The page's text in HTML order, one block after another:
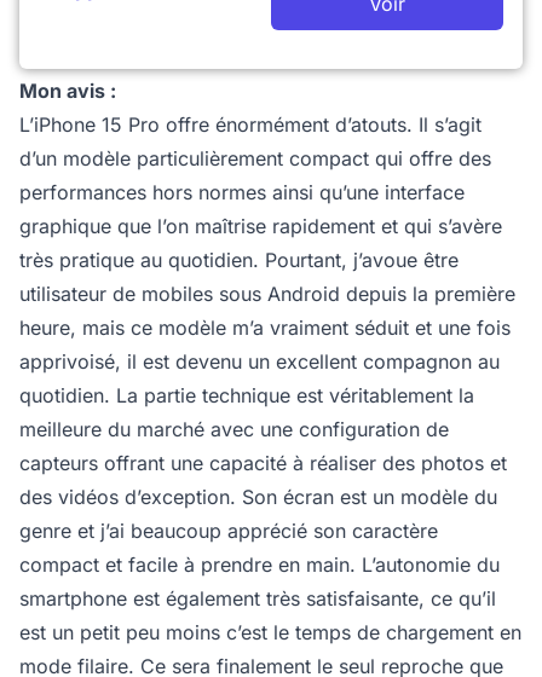
Mon avis :
L’iPhone 15 Pro offre énormément d’atouts. Il s’agit
d’un modèle particulièrement compact qui offre des
performances hors normes ainsi qu’une interface
graphique que l’on maîtrise rapidement et qui s’avère
très pratique au quotidien. Pourtant, j’avoue être
utilisateur de mobiles sous Android depuis la première
heure, mais ce modèle m’a vraiment séduit et une fois
apprivoisé, il est devenu un excellent compagnon au
quotidien. La partie technique est véritablement la
meilleure du marché avec une configuration de
capteurs offrant une capacité à réaliser des photos et
des vidéos d’exception. Son écran est un modèle du
genre et j’ai beaucoup apprécié son caractère
compact et facile à prendre en main. L’autonomie du
smartphone est également très satisfaisante, ce qu’il
est un petit peu moins c’est le temps de chargement en
mode filaire. Ce sera finalement le seul reproche que